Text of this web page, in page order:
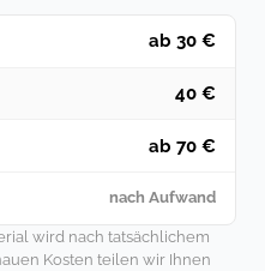
ab 30 €
40 €
ab 70 €
nach Aufwand
wird nach tatsächlichem
Kosten teilen wir Ihnen